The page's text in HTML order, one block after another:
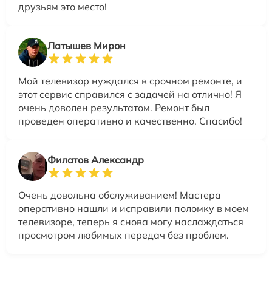
друзьям это место!
Латышев Мирон
Мой телевизор нуждался в срочном ремонте, и
этот сервис справился с задачей на отлично! Я
очень доволен результатом. Ремонт был
проведен оперативно и качественно. Спасибо!
Филатов Александр
Очень довольна обслуживанием! Мастера
оперативно нашли и исправили поломку в моем
телевизоре, теперь я снова могу наслаждаться
просмотром любимых передач без проблем.